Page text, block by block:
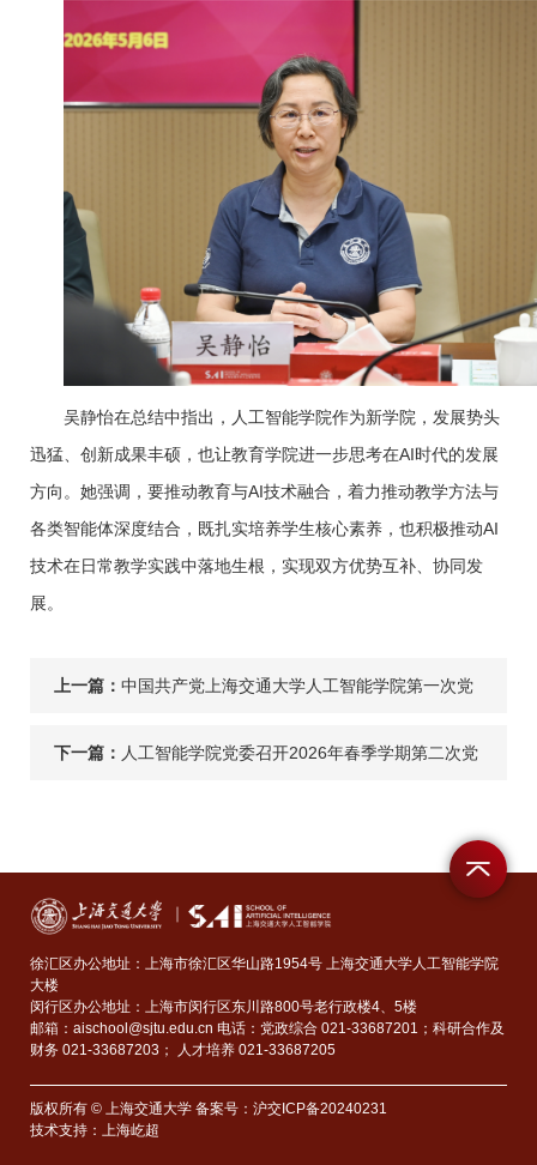
吴静怡在总结中指出，人工智能学院作为新学院，发展势头
迅猛、创新成果丰硕，也让教育学院进一步思考在AI时代的发展
方向。她强调，要推动教育与AI技术融合，着力推动教学方法与
各类智能体深度结合，既扎实培养学生核心素养，也积极推动AI
技术在日常教学实践中落地生根，实现双方优势互补、协同发
展。
上一篇： 中国共产党上海交通大学人工智能学院第一次党
员大会顺利召开
下一篇： 人工智能学院党委召开2026年春季学期第二次党
徐汇区办公地址：上海市徐汇区华山路1954号 上海交通大学人工智能学院
大楼
闵行区办公地址：上海市闵行区东川路800号老行政楼4、5楼
邮箱：aischool@sjtu.edu.cn 电话：党政综合 021-33687201；科研合作及
财务 021-33687203； 人才培养 021-33687205
版权所有 © 上海交通大学 备案号：沪交ICP备20240231
技术支持： 上海屹超